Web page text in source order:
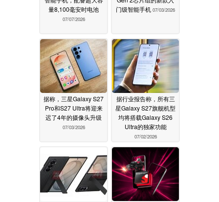
量8,100毫安时电池
07/07/2026
门级智能手机 07/03/2026
据称，三星Galaxy S27
Pro和S27 Ultra将迎来
迟了4年的摄像头升级
07/03/2026
据行业报告称，所有三
星Galaxy S27旗舰机型
均将搭载Galaxy S26
Ultra的独家功能
07/02/2026